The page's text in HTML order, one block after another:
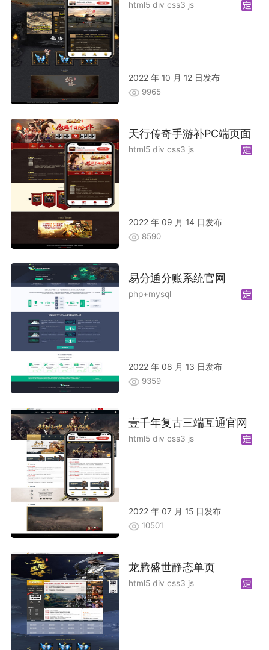
html5 div css3 js
2022 年 10 月 12 日发布
9965
天行传奇手游补PC端页面
html5 div css3 js
2022 年 09 月 14 日发布
8590
易分通分账系统官网
php+mysql
2022 年 08 月 13 日发布
9359
壹千年复古三端互通官网
html5 div css3 js
2022 年 07 月 15 日发布
10501
龙腾盛世静态单页
html5 div css3 js